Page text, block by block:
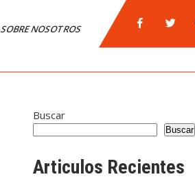
SOBRE NOSOTROS
Buscar
Buscar
Articulos Recientes